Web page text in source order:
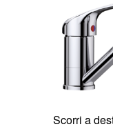
Scorri a